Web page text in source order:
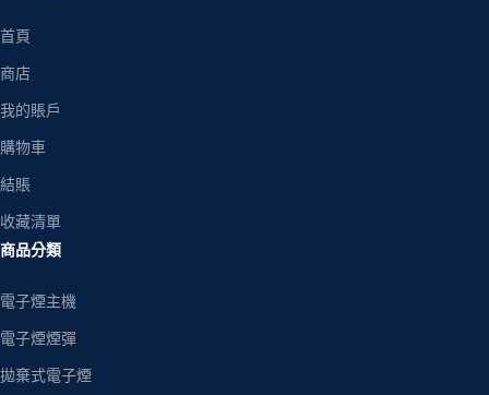
首頁
商店
我的賬戶
購物車
結賬
收藏清單
商品分類
電子煙主機
電子煙煙彈
拋棄式電子煙